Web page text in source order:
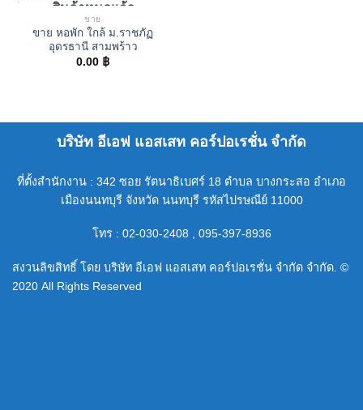
สินค้าหมดแล้ว
ขาย
ขาย หอพัก ใกล้ ม.ราชภัฏ
อุดรธานี สามพร้าว
0.00 ฿
บริษัท อีเอฟ แอสเสท คอร์ปอเรชั่น จำกัด
ที่ตั้งสำนักงาน : 342 ซอย รัตนาธิเบศร์ 18 ตำบล บางกระสอ อำเภอ
เมืองนนทบุรี จังหวัด นนทบุรี รหัสไปรษณีย์ 11000
โทร : 02-030-2408 , 095-397-8936
สงวนลิขสิทธิ์ โดย บริษัท อีเอฟ แอสเสท คอร์ปอเรชั่น จำกัด จำกัด. ©
2020 All Rights Reserved